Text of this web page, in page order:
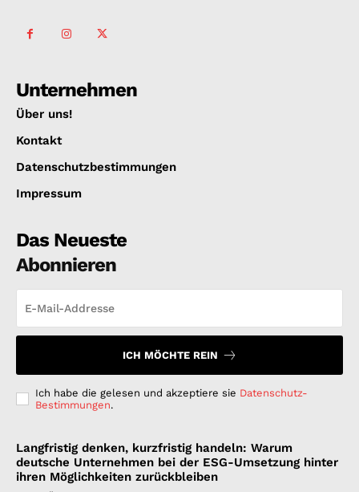
Unternehmen
Über uns!
Kontakt
Datenschutzbestimmungen
Impressum
Das Neueste
Abonnieren
ICH MÖCHTE REIN
Ich habe die gelesen und akzeptiere sie Datenschutz-
Bestimmungen.
Langfristig denken, kurzfristig handeln: Warum
deutsche Unternehmen bei der ESG-Umsetzung hinter
ihren Möglichkeiten zurückbleiben